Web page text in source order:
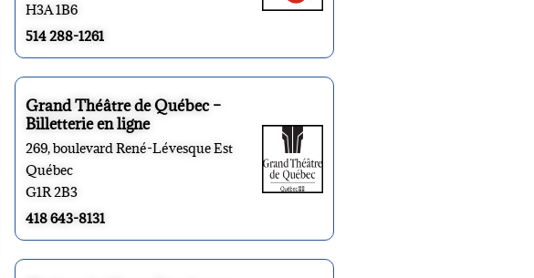
H3A 1B6
514 288-1261
Grand Théâtre de Québec –
Billetterie en ligne
269, boulevard René-Lévesque Est
Québec
G1R 2B3
418 643-8131